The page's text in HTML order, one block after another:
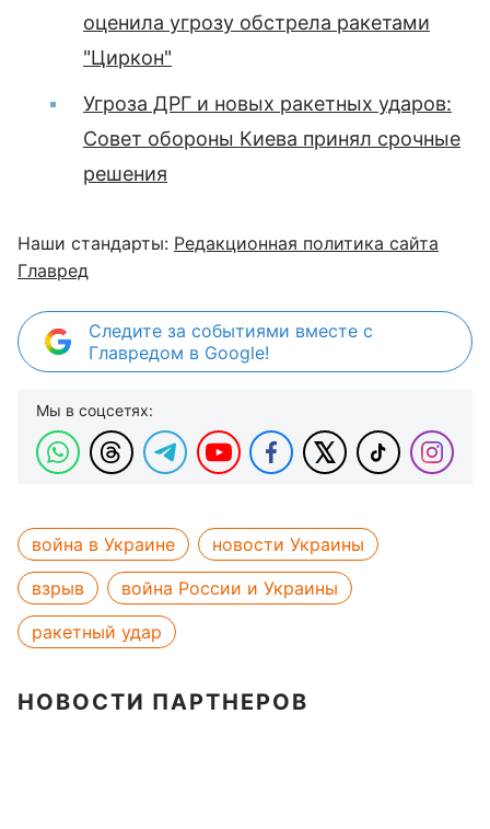
оценила угрозу обстрела ракетами
"Циркон"
Угроза ДРГ и новых ракетных ударов:
Совет обороны Киева принял срочные
решения
Наши стандарты: Редакционная политика сайта
Главред
Следите за событиями вместе с
Главредом в Google!
Мы в соцсетях:
война в Украине
новости Украины
взрыв
война России и Украины
ракетный удар
НОВОСТИ ПАРТНЕРОВ